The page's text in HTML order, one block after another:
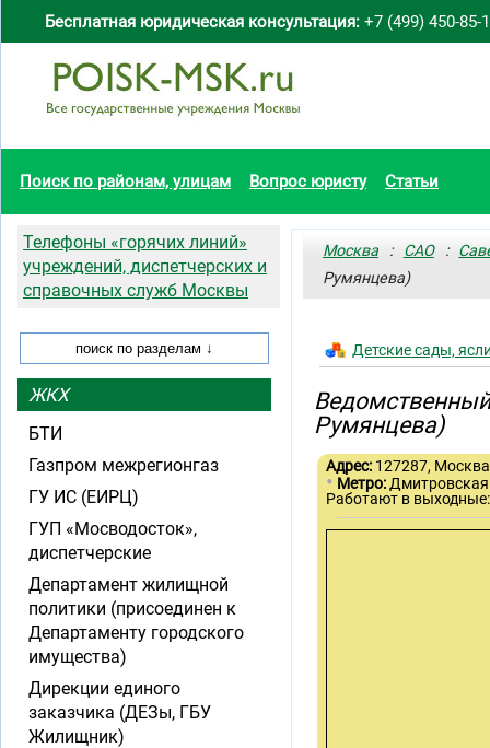
Бесплатная юридическая консультация: +7 (499) 450-85-
Поиск по районам, улицам Вопрос юристу Статьи
Москва : САО:
Румянцева)
Детские сады,
Румянцева)
Адрес: 127287,
• Метро:
Работают в
Телефоны «горячих линий»
учреждений, диспетчерских и
справочных служб Москвы
ЖКХ
БТИ
Газпром межрегионгаз
ГУ ИС (ЕИРЦ)
ГУП «Мосводосток»,
диспетчерские
Департамент жилищной
политики (присоединен к
Департаменту городского
имущества)
Дирекции единого
заказчика (ДЕЗы, ГБУ
Жилищник)